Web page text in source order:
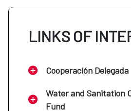
LINKS OF
Cooperación Delegada
Water and Sanitation
Fund